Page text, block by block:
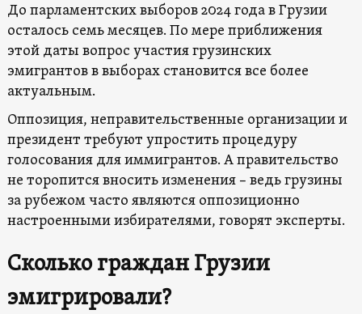
До парламентских выборов 2024 года в Грузии
осталось семь месяцев. По мере приближения
этой даты вопрос участия грузинских
эмигрантов в выборах становится все более
актуальным.
Оппозиция, неправительственные организации и
президент требуют упростить процедуру
голосования для иммигрантов. А правительство
не торопится вносить изменения – ведь грузины
за рубежом часто являются оппозиционно
настроенными избирателями, говорят эксперты.
Сколько граждан Грузии
эмигрировали?